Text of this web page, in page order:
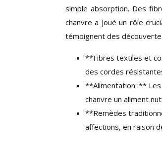
simple absorption. Des
chanvre a joué un rôle
témoignent des
**Fibres textiles et
des cordes
**Alimentation :**
chanvre un aliment
**Remèdes
affections, en raison